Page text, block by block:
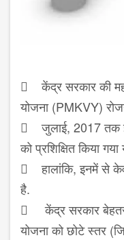
 केंद्र सरकार की
योजना (PMKVY)
 जुलाई, 2017 तक
को प्रशिक्षित किया
 हालांकि, इनमें से
है.
 केंद्र सरकार
योजना को छोटे स्तर